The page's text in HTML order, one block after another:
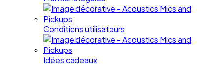
Conditions utilisateurs
Idées cadeaux